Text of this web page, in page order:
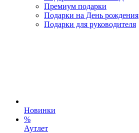
Премиум подарки
Подарки на День рождения
Подарки для руководителя
Новинки
%
Аутлет